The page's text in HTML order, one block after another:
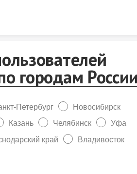
городам
Петербург
Новосибирск
Казань Челябинск
Уфа
край Владивосток